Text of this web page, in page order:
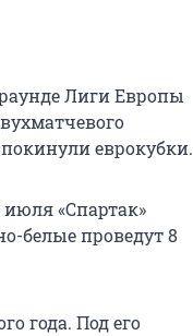
Лиги Европы
еврокубки.
«Спартак»
белые проведут 8
года. Под его